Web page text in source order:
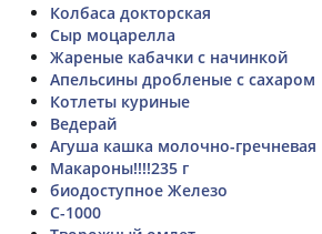
Колбаса докторская
Сыр моцарелла
Жареные кабачки с начинкой
Апельсины дробленые с сахаром
Котлеты куриные
Ведерай
Агуша кашка молочно-гречневая
Макароны!!!!235 г
биодоступное Железо
С-1000